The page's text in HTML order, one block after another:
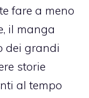
fare a meno
il manga
dei grandi
storie
al tempo